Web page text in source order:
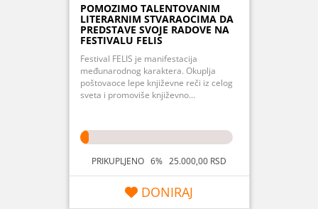
POMOZIMO TALENTOVANIM
LITERARNIM STVARAOCIMA DA
PREDSTAVE SVOJE RADOVE NA
FESTIVALU FELIS
Festival FELIS je manifestacija
međunarodnog karaktera. Okuplja
poštovaoce lepe književne reči iz celog
sveta i promoviše književno...
PRIKUPLJENO 6% 25.000,00 RSD
DONIRAJ